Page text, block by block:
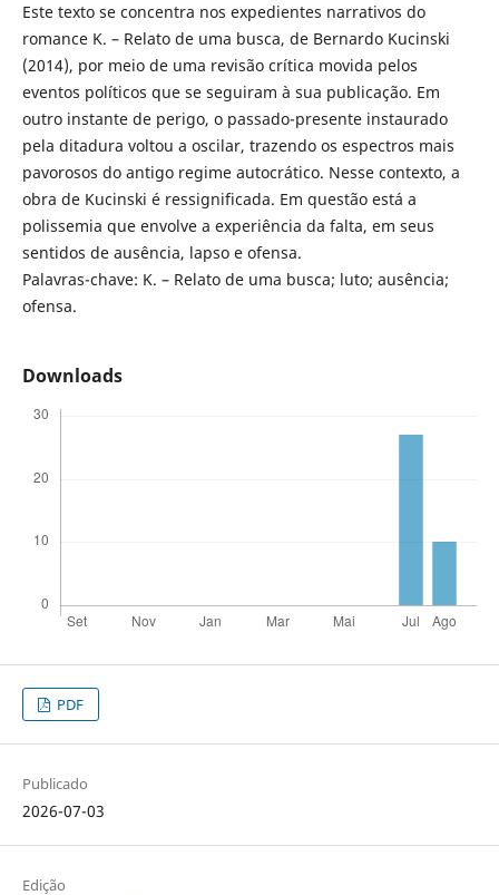
Este texto se concentra nos expedientes narrativos do
romance K. – Relato de uma busca, de Bernardo Kucinski
(2014), por meio de uma revisão crítica movida pelos
eventos políticos que se seguiram à sua publicação. Em
outro instante de perigo, o passado-presente instaurado
pela ditadura voltou a oscilar, trazendo os espectros mais
pavorosos do antigo regime autocrático. Nesse contexto, a
obra de Kucinski é ressignificada. Em questão está a
polissemia que envolve a experiência da falta, em seus
sentidos de ausência, lapso e ofensa.
Palavras-chave: K. – Relato de uma busca; luto; ausência;
ofensa.
Downloads
PDF
Publicado
2026-07-03
Edição